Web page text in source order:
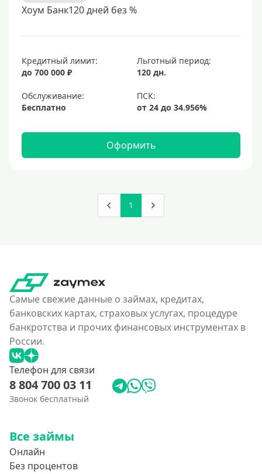
Хоум Банк120 дней без %
Кредитный лимит:
до 700 000 ₽
Льготный период:
120 дн.
Обслуживание:
Бесплатно
Оформить
1
Самые свежие данные о займах, кредитах,
банковских картах, страховых услугах, процедуре
банкротства и прочих финансовых инструментах в
России.
Телефон для связи
8 804 700 03 11
Звонок бесплатный
Все займы
Онлайн
Без процентов